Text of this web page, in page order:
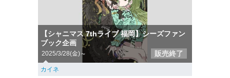
【シャニマス 7thライブ 福岡】シーズファン
ブック企画
2025/3/28(金)～ 販売終了
カイネ